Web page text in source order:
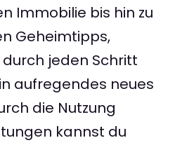
Immobilie bis hin zu
Geheimtipps,
jeden Schritt
aufregendes neues
die Nutzung
kannst du